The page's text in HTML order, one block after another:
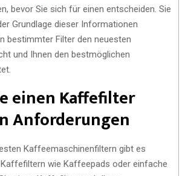
bevor Sie sich für einen entscheiden. Sie
Grundlage dieser Informationen
bestimmter Filter den neuesten
und Ihnen den bestmöglichen
einen Kaffefilter
Anforderungen
Kaffeemaschinenfiltern gibt es
wie Kaffeepads oder einfache